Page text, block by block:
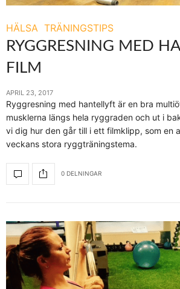
HÄLSA TRÄNINGSTIPS
RYGGRESNING MED
FILM
APRIL 23, 2017
Ryggresning med hantellyft är en bra
musklerna längs hela ryggraden och ut i
vi dig hur den går till i ett filmklipp, som en
veckans stora ryggträningstema.
0 DELNINGAR